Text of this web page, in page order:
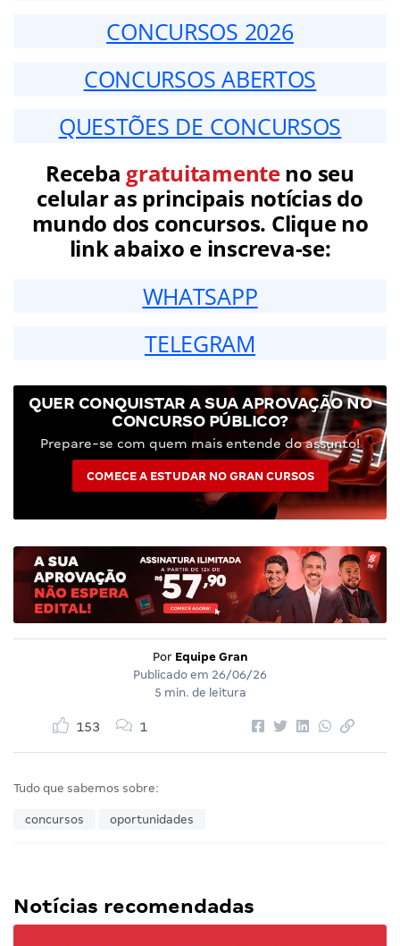
CONCURSOS 2026
CONCURSOS ABERTOS
QUESTÕES DE CONCURSOS
Receba gratuitamenteno seu
celular as principais notícias do
mundo dos concursos. Clique no
link abaixo e inscreva-se:
WHATSAPP
TELEGRAM
QUER CONQUISTAR A SUA APROVAÇÃO NO
CONCURSO PÚBLICO?
Prepare-se com quem mais entende do assunto!
COMECE A ESTUDAR NO GRAN CURSOS
Por Equipe Gran
Publicado em 26/06/26
5 min. de leitura
153 1
Tudo que sabemos sobre:
concursos oportunidades
Notícias recomendadas